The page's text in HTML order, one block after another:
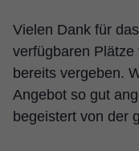
Vielen Dank für
verfügbaren Plätze
bereits vergeben.
Angebot so gut
begeistert von der